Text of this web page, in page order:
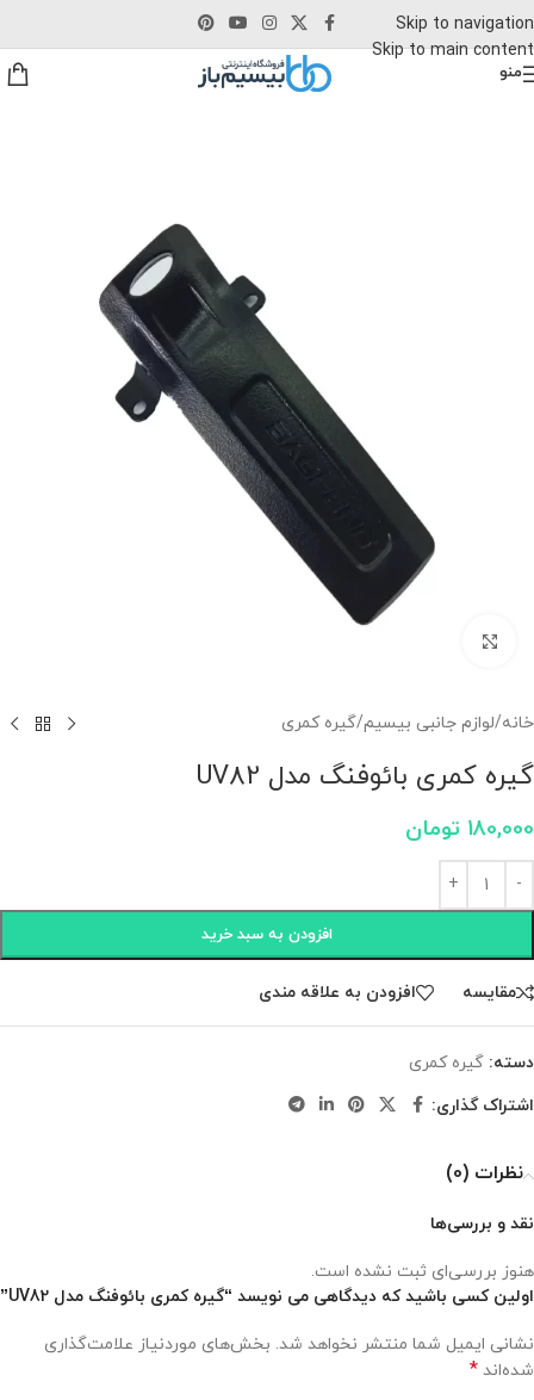
Skip to navigation
Skip to main content
منو
خانه/لوازم جانبی بیسیم/گیره کمری
گیره کمری بائوفنگ مدل UV82
180,000 تومان
افزودن به سبد خرید
مقايسه افزودن به علاقه مندی
دسته: گیره کمری
اشتراک گذاری:
نظرات (0)
نقد و بررسی‌ها
هنوز بررسی‌ای ثبت نشده است.
اولین کسی باشید که دیدگاهی می نویسد “گیره کمری بائوفنگ مدل UV82”
نشانی ایمیل شما منتشر نخواهد شد. بخش‌های موردنیاز علامت‌گذاری
شده‌اند *